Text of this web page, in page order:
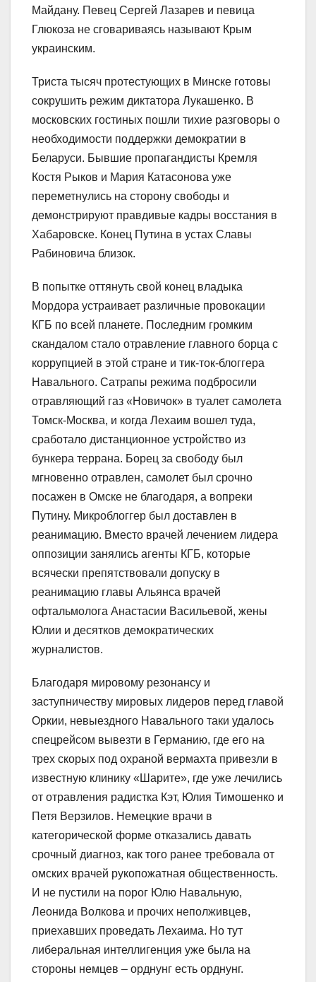
Майдану. Певец Сергей Лазарев и певица
Глюкоза не сговариваясь называют Крым
украинским.
Триста тысяч протестующих в Минске готовы
сокрушить режим диктатора Лукашенко. В
московских гостиных пошли тихие разговоры о
необходимости поддержки демократии в
Беларуси. Бывшие пропагандисты Кремля
Костя Рыков и Мария Катасонова уже
переметнулись на сторону свободы и
демонстрируют правдивые кадры восстания в
Хабаровске. Конец Путина в устах Славы
Рабиновича близок.
В попытке оттянуть свой конец владыка
Мордора устраивает различные провокации
КГБ по всей планете. Последним громким
скандалом стало отравление главного борца с
коррупцией в этой стране и тик-​ток-блоггера
Навального. Сатрапы режима подбросили
отравляющий газ «Новичок» в туалет самолета
Томск-​Москва, и когда Лехаим вошел туда,
сработало дистанционное устройство из
бункера террана. Борец за свободу был
мгновенно отравлен, самолет был срочно
посажен в Омске не благодаря, а вопреки
Путину. Микроблоггер был доставлен в
реанимацию. Вместо врачей лечением лидера
оппозиции занялись агенты КГБ, которые
всячески препятствовали допуску в
реанимацию главы Альянса врачей
офтальмолога Анастасии Васильевой, жены
Юлии и десятков демократических
журналистов.
Благодаря мировому резонансу и
заступничеству мировых лидеров перед главой
Оркии, невыездного Навального таки удалось
спецрейсом вывезти в Германию, где его на
трех скорых под охраной вермахта привезли в
известную клинику «Шарите», где уже лечились
от отравления радистка Кэт, Юлия Тимошенко и
Петя Верзилов. Немецкие врачи в
категорической форме отказались давать
срочный диагноз, как того ранее требовала от
омских врачей рукопожатная общественность.
И не пустили на порог Юлю Навальную,
Леонида Волкова и прочих неполживцев,
приехавших проведать Лехаима. Но тут
либеральная интеллигенция уже была на
стороны немцев – орднунг есть орднунг.